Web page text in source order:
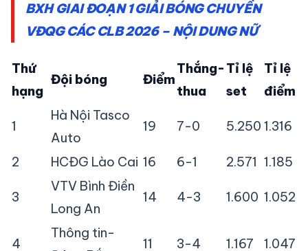
BXH GIAI ĐOẠN 1 GIẢI BÓNG CHUYỀN
VĐQG CÁC CLB 2026 – NỘI DUNG NỮ
Thứ
hạng
Đội bóng Điểm
Thắng-
thua
Tỉ lệ
set
Tỉ lệ
điểm
1
Hà Nội Tasco
Auto
19 7-0 5.250 1.316
2 HCĐG Lào Cai 16 6-1 2.571 1.185
3
VTV Bình Điền
Long An
14 4-3 1.600 1.052
4
Thông tin-
11 3-4 1.167 1.047